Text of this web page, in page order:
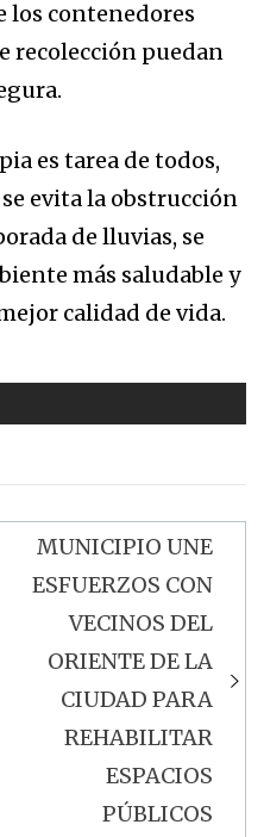
los contenedores
recolección puedan
es tarea de todos,
evita la obstrucción
de lluvias, se
más saludable y
calidad de vida.
MUNICIPIO UNE
ESFUERZOS CON
VECINOS DEL
ORIENTE DE LA
CIUDAD PARA
REHABILITAR
ESPACIOS
PÚBLICOS